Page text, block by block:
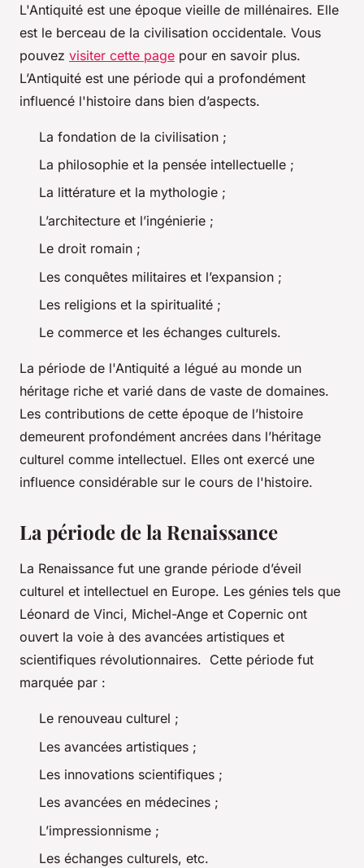
L'Antiquité est une époque vieille de millénaires. Elle
est le berceau de la civilisation occidentale. Vous
pouvez visiter cette page pour en savoir plus.
L’Antiquité est une période qui a profondément
influencé l'histoire dans bien d’aspects.
La fondation de la civilisation ;
La philosophie et la pensée intellectuelle ;
La littérature et la mythologie ;
L’architecture et l’ingénierie ;
Le droit romain ;
Les conquêtes militaires et l’expansion ;
Les religions et la spiritualité ;
Le commerce et les échanges culturels.
La période de l'Antiquité a légué au monde un
héritage riche et varié dans de vaste de domaines.
Les contributions de cette époque de l’histoire
demeurent profondément ancrées dans l’héritage
culturel comme intellectuel. Elles ont exercé une
influence considérable sur le cours de l'histoire.
La période de la Renaissance
La Renaissance fut une grande période d’éveil
culturel et intellectuel en Europe. Les génies tels que
Léonard de Vinci, Michel-Ange et Copernic ont
ouvert la voie à des avancées artistiques et
scientifiques révolutionnaires. Cette période fut
marquée par :
Le renouveau culturel ;
Les avancées artistiques ;
Les innovations scientifiques ;
Les avancées en médecines ;
L’impressionnisme ;
Les échanges culturels, etc.